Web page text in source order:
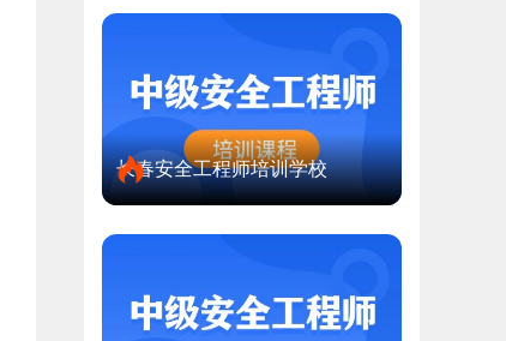
长春安全工程师培训学校